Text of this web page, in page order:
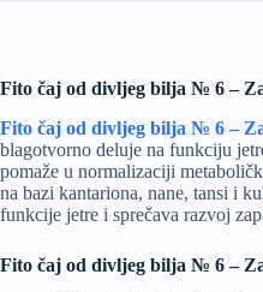
Fito čaj od divljeg bilja № 6 –
Fito čaj od divljeg bilja № 6 –
blagotvorno deluje na funkciju
pomaže u normalizaciji
na bazi kantariona, nane, tansi i
funkcije jetre i sprečava razvoj
Fito čaj od divljeg bilja № 6 –